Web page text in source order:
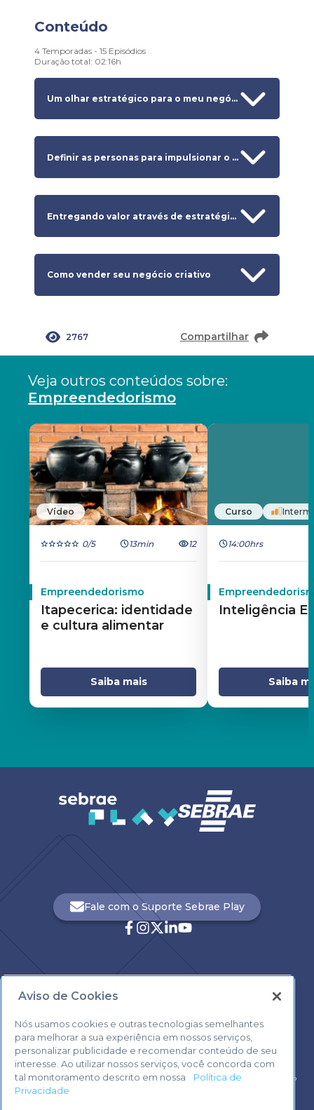
Conteúdo
4 Temporadas - 15 Episódios
Duração total: 02:16h
Um olhar estratégico para o meu negócio criativo
Definir as personas para impulsionar o negócio criativo
Entregando valor através de estratégias de marketing
Como vender seu negócio criativo
2767 Compartilhar
Veja outros conteúdos sobre:
Empreendedorismo
Vídeo
0/5 13min 12
Empreendedorismo
Itapecerica: identidade
e cultura alimentar
Saiba mais
Curso
14:00hrs
Inteligência
Saiba
0800 570 0800
Fale com o Suporte Sebrae Play
Voltar ao topo
Aviso de Cookies
Nós usamos cookies e outras tecnologias semelhantes
para melhorar a sua experiência em nossos serviços,
personalizar publicidade e recomendar conteúdo de seu
interesse. Ao utilizar nossos serviços, você concorda com
tal monitoramento descrito em nossa
Política de
Privacidade